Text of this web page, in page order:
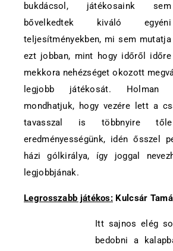
bukdácsol, játékosaink sem
bővelkedtek kiváló egyéni
teljesítményekben, mi sem mutatja
ezt jobban, mint hogy időről időre
mekkora nehézséget okozott
legjobb játékosát. Holman
mondhatjuk, hogy vezére lett a
tavasszal is többnyire
eredményességünk, idén ősszel
házi gólkirálya, így joggal
legjobbjának.
Legrosszabb játékos: Kulcsár
Itt sajnos elég
bedobni a